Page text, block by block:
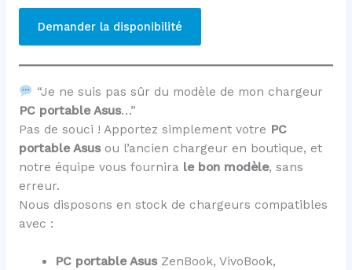
Demander la disponibilité
“Je ne suis pas sûr du modèle de mon chargeur
PC portable Asus…”
Pas de souci ! Apportez simplement votre PC
portable Asus ou l’ancien chargeur en boutique, et
notre équipe vous fournira le bon modèle, sans
erreur.
Nous disposons en stock de chargeurs compatibles
avec :
PC portable Asus ZenBook, VivoBook,